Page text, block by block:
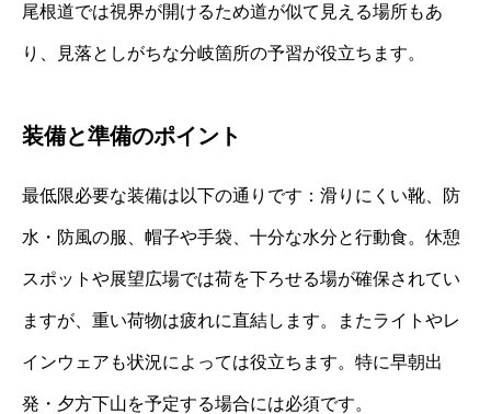
尾根道では視界が開けるため道が似て見える場所もあ
り、見落としがちな分岐箇所の予習が役立ちます。
装備と準備のポイント
最低限必要な装備は以下の通りです：滑りにくい靴、防
水・防風の服、帽子や手袋、十分な水分と行動食。休憩
スポットや展望広場では荷を下ろせる場が確保されてい
ますが、重い荷物は疲れに直結します。またライトやレ
インウェアも状況によっては役立ちます。特に早朝出
発・夕方下山を予定する場合には必須です。